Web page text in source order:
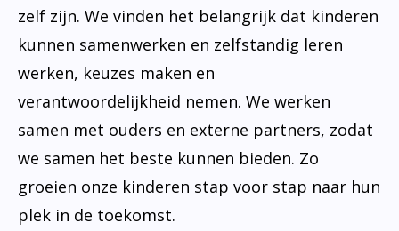
zelf zijn. We vinden het belangrijk dat kinderen
kunnen samenwerken en zelfstandig leren
werken, keuzes maken en
verantwoordelijkheid nemen. We werken
samen met ouders en externe partners, zodat
we samen het beste kunnen bieden. Zo
groeien onze kinderen stap voor stap naar hun
plek in de toekomst.